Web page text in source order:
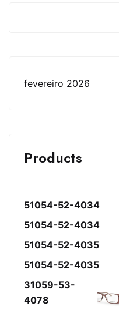
fevereiro 2026
Products
51054-52-4034
51054-52-4034
51054-52-4035
51054-52-4035
31059-53-
4078